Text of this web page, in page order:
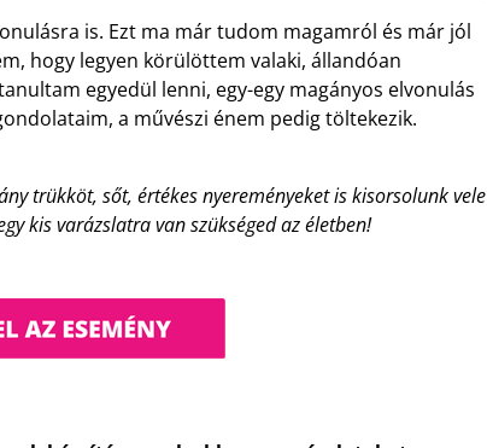
is. Ezt ma már tudom magamról és már jól
hogy legyen körülöttem valaki, állandóan
egyedül lenni, egy-egy magányos elvonulás
a művészi énem pedig töltekezik.
trükköt, sőt, értékes nyereményeket is kisorsolunk vele
kis varázslatra van szükséged az életben!